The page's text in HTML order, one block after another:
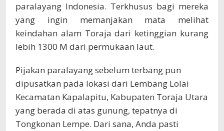
paralayang Indonesia. Terkhusus bagi mereka
yang ingin memanjakan mata melihat
keindahan alam Toraja dari ketinggian kurang
lebih 1300 M dari permukaan laut.
Pijakan paralayang sebelum terbang pun
dipusatkan pada lokasi dari Lembang Lolai
Kecamatan Kapalapitu, Kabupaten Toraja Utara
yang berada di atas gunung, tepatnya di
Tongkonan Lempe. Dari sana, Anda pasti